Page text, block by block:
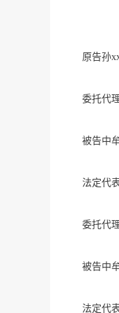
原告孙
委托代
被告中
法定代
委托代
被告中
法定代